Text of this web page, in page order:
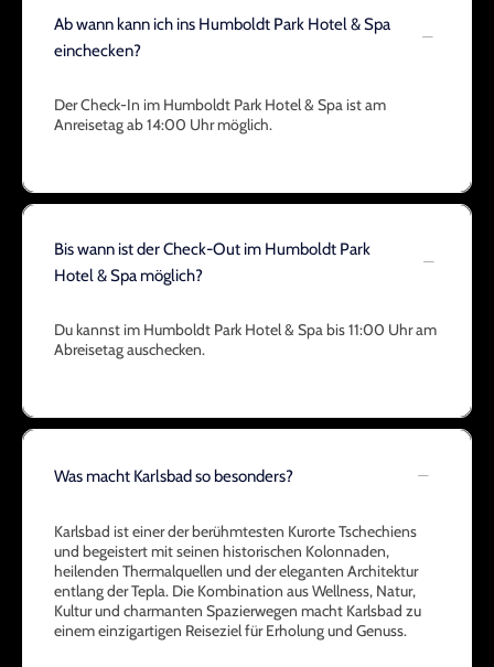
Ab wann kann ich ins Humboldt Park Hotel & Spa
einchecken?
Der Check-In im Humboldt Park Hotel & Spa ist am
Anreisetag ab 14:00 Uhr möglich.
Bis wann ist der Check-Out im Humboldt Park
Hotel & Spa möglich?
Du kannst im Humboldt Park Hotel & Spa bis 11:00 Uhr am
Abreisetag auschecken.
Was macht Karlsbad so besonders?
Karlsbad ist einer der berühmtesten Kurorte Tschechiens
und begeistert mit seinen historischen Kolonnaden,
heilenden Thermalquellen und der eleganten Architektur
entlang der Tepla. Die Kombination aus Wellness, Natur,
Kultur und charmanten Spazierwegen macht Karlsbad zu
einem einzigartigen Reiseziel für Erholung und Genuss.